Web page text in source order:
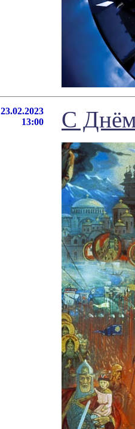
23.02.2023
13:00
С